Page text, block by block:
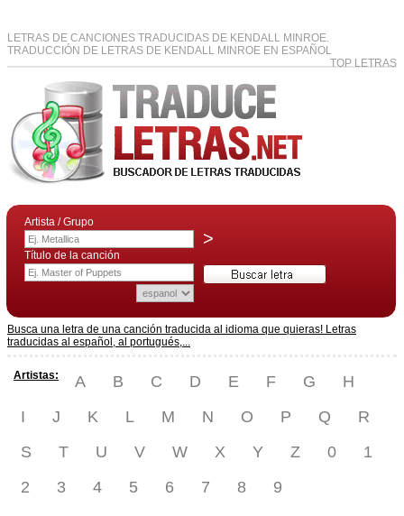
LETRAS DE CANCIONES TRADUCIDAS DE KENDALL MINROE.
TRADUCCIÓN DE LETRAS DE KENDALL MINROE EN ESPAÑOL
TOP LETRAS
Artista / Grupo
>
Título de la canción
Busca una letra de una canción traducida al idioma que quieras! Letras
traducidas al español, al portugués,...
Artistas: A B C D E F G
H
I
J K L M N O P Q
R
S
T U V W X Y Z 0
1
2
3 4 5 6 7 8 9